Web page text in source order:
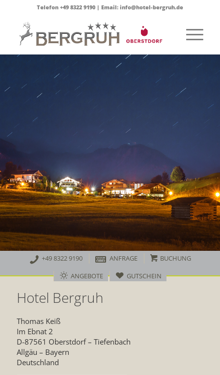
Telefon +49 8322 9190 | Email: info@hotel-bergruh.de
+49 8322 9190 ANFRAGE
BUCHUNG
ANGEBOTE
GUTSCHEIN
Hotel Bergruh
Thomas Keiß
Im Ebnat 2
D-87561 Oberstdorf – Tiefenbach
Allgäu – Bayern
Deutschland